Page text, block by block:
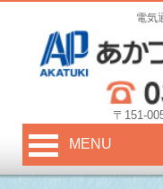
電気
〒151-
MENU